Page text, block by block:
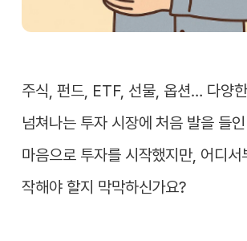
주식, 펀드, ETF, 선물, 옵션… 다양
넘쳐나는 투자 시장에 처음 발을 들
마음으로 투자를 시작했지만, 어디서
작해야 할지 막막하신가요?